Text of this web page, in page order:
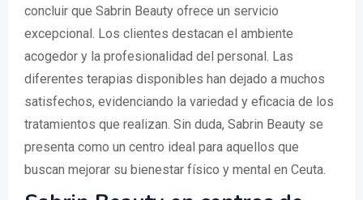
concluir que Sabrin Beauty ofrece un servicio
excepcional. Los clientes destacan el ambiente
acogedor y la profesionalidad del personal. Las
diferentes terapias disponibles han dejado a muchos
satisfechos, evidenciando la variedad y eficacia de los
tratamientos que realizan. Sin duda, Sabrin Beauty se
presenta como un centro ideal para aquellos que
buscan mejorar su bienestar físico y mental en Ceuta.